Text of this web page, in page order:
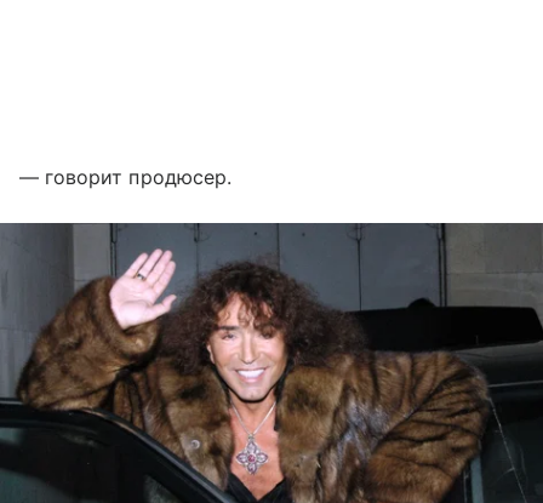
— говорит продюсер.